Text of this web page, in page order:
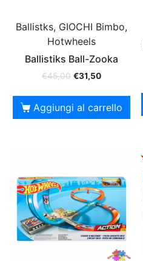
Ballistks, GIOCHI Bimbo,
Hotwheels
Ballistiks Ball-Zooka
€45,00 €31,50
Aggiungi al carrello